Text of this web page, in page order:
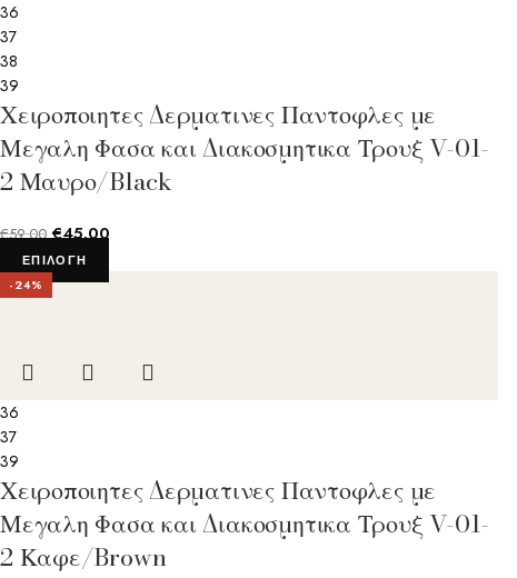
36
37
38
39
Χειροποιητες Δερματινες Παντοφλες με
Μεγαλη Φασα και Διακοσμητικα Τρουξ V-01-
2 Μαυρο/Black
€59.00 €45.00
ΕΠΙΛΟΓΉ
-24%
36
37
39
Χειροποιητες Δερματινες Παντοφλες με
Μεγαλη Φασα και Διακοσμητικα Τρουξ V-01-
2 Καφε/Brown